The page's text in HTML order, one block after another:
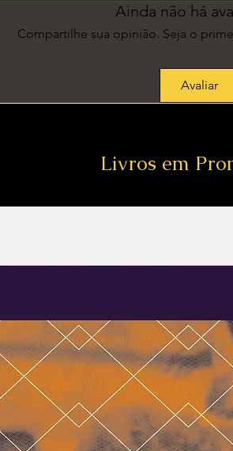
Ainda não há
Compartilhe sua opinião. Seja o
Avaliar
Livros em